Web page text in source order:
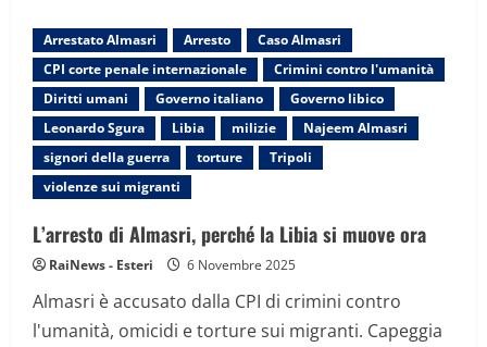
penale
internazionale
ufficializza:
Italia
deferita
all’Assemblea
degli
Stati
su
al-
Arrestato Almasri Arresto
Caso Almasri
CPI corte penale internazionale
Crimini contro l'umanità
Diritti umani
Governo italiano
Governo libico
Leonardo Sgura
Libia milizie
Najeem Almasri
signori della guerra
torture
Tripoli
violenze sui migranti
L’arresto di Almasri, perché la Libia si muove ora
RaiNews - Esteri 6 Novembre 2025
Almasri è accusato dalla CPI di crimini contro
l'umanità, omicidi e torture sui migranti. Capeggia